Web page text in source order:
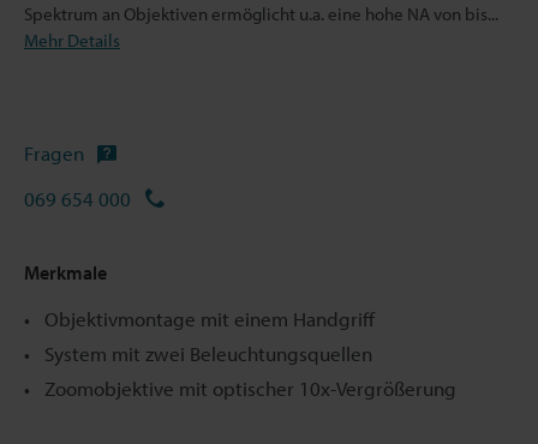
Spektrum an Objektiven ermöglicht u.a. eine hohe NA von bis...
Mehr Details
Fragen
069 654 000
Merkmale
Objektivmontage mit einem Handgriff
System mit zwei Beleuchtungsquellen
Zoomobjektive mit optischer 10x-Vergrößerung